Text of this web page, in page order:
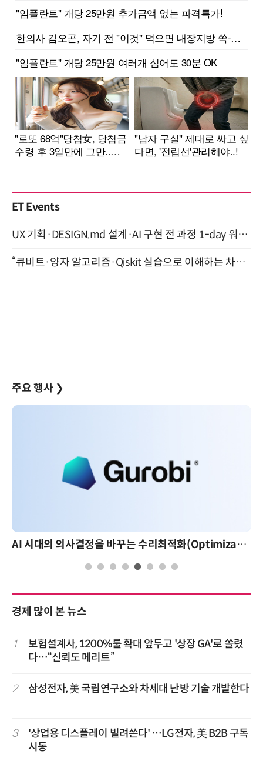
ET Events
UX 기획·DESIGN.md 설계·AI 구현 전 과정 1-day 워크숍 with Claude Code·Codex 9월 15일 개최
“큐비트·양자 알고리즘·Qiskit 실습으로 이해하는 차세대 컴퓨팅” (8/28)
주요 행사 ❯
AI 시대의 의사결정을 바꾸는 수리최적화(Optimization): 실제 산업 적용 사례와 활용 전략
경제 많이 본 뉴스
1
보험설계사, 1200%룰 확대 앞두고 '상장 GA'로 쏠렸
다…“신뢰도 메리트”
2 삼성전자, 美 국립연구소와 차세대 난방 기술 개발한다
3
'상업용 디스플레이 빌려쓴다' …LG전자, 美 B2B 구독
시동